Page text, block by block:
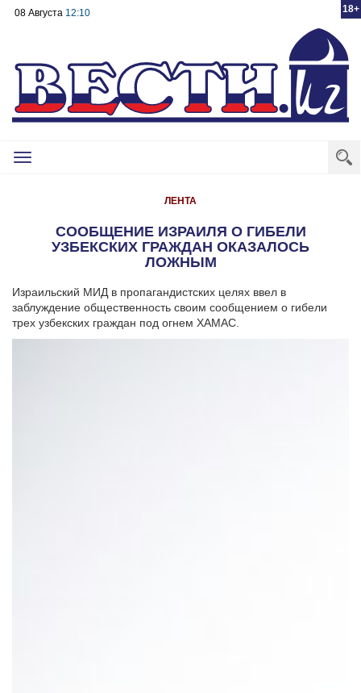
18+
08 Августа 12:10
Toggle
ЛЕНТА
СООБЩЕНИЕ ИЗРАИЛЯ О ГИБЕЛИ
УЗБЕКСКИХ ГРАЖДАН ОКАЗАЛОСЬ
ЛОЖНЫМ
Израильский МИД в пропагандистских целях ввел в
заблуждение общественность своим сообщением о гибели
трех узбекских граждан под огнем ХАМАС.